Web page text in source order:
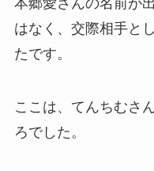
はなく、交際相手と
たです。
ここは、てんちむさ
ろでした。